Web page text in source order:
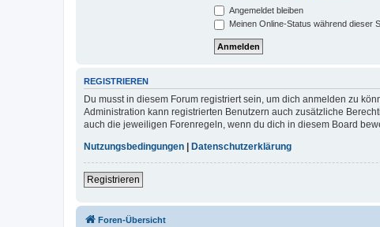
Angemeldet bleiben
Meinen Online-Status während dieser
REGISTRIEREN
Du musst in diesem Forum registriert sein, um dich anmelden zu
Administration kann registrierten Benutzern auch zusätzliche
auch die jeweiligen Forenregeln, wenn du dich in diesem Board
Nutzungsbedingungen
Datenschutzerklärung
Registrieren
Foren-Übersicht